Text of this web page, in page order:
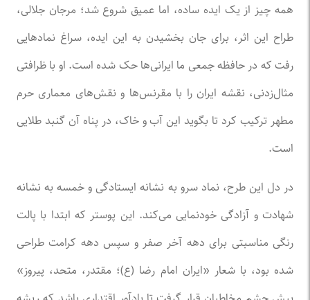
همه چیز از یک ایده ساده، اما عمیق شروع شد؛ مرجان جلالی،
طراح این اثر، برای جان بخشیدن به این ایده، سراغ نماد‌هایی
رفت که در حافظه جمعی ما ایرانی‌ها حک شده است. او با ظرافتی
مثال‌زدنی، نقشه ایران را با مقرنس‌ها و نقش‌های معماری حرم
مطهر ترکیب کرد تا بگوید این آب و خاک، در پناه آن گنبد طلایی
است.
در دل این طرح، نماد سرو به نشانه ایستادگی و خمسه به نشانه
شهادت و آزادگی خودنمایی می‌کند. این پوستر که ابتدا با پالت
رنگی مناسبتی برای دهه آخر صفر و سپس دهه کرامت طراحی
شده بود، با شعار «ایران امام رضا (ع)؛ مقتدر، متحد، پیروز»